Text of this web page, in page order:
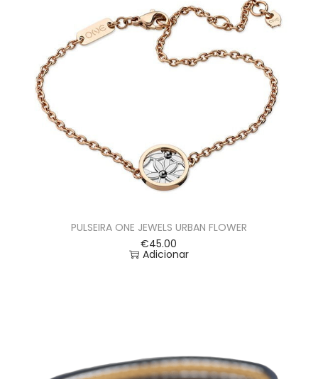
PULSEIRA ONE JEWELS URBAN FLOWER
€45.00
Adicionar